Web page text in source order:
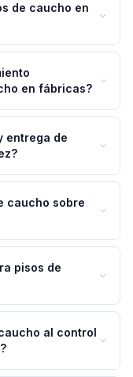
de caucho en
en fábricas?
entrega de
caucho sobre
pisos de
al control